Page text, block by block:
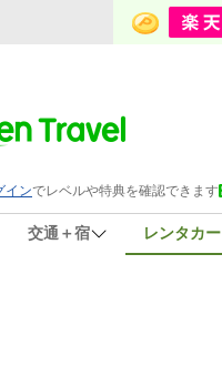
交通＋宿 レンタカー